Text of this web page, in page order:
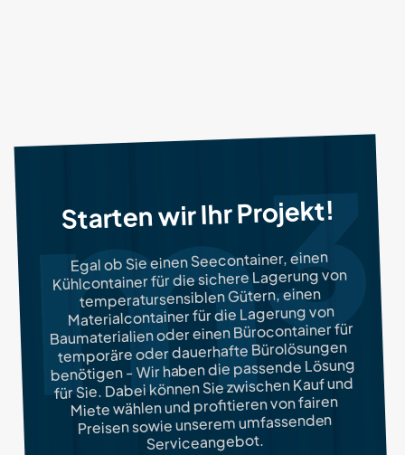
Starten wir Ihr Projekt!
Egal ob Sie einen Seecontainer, einen
Kühlcontainer für die sichere Lagerung von
temperatursensiblen Gütern, einen
Materialcontainer für die Lagerung von
Baumaterialien oder einen Bürocontainer für
temporäre oder dauerhafte Bürolösungen
benötigen - Wir haben die passende Lösung
für Sie. Dabei können Sie zwischen Kauf und
Miete wählen und profitieren von fairen
Preisen sowie unserem umfassenden
Serviceangebot.